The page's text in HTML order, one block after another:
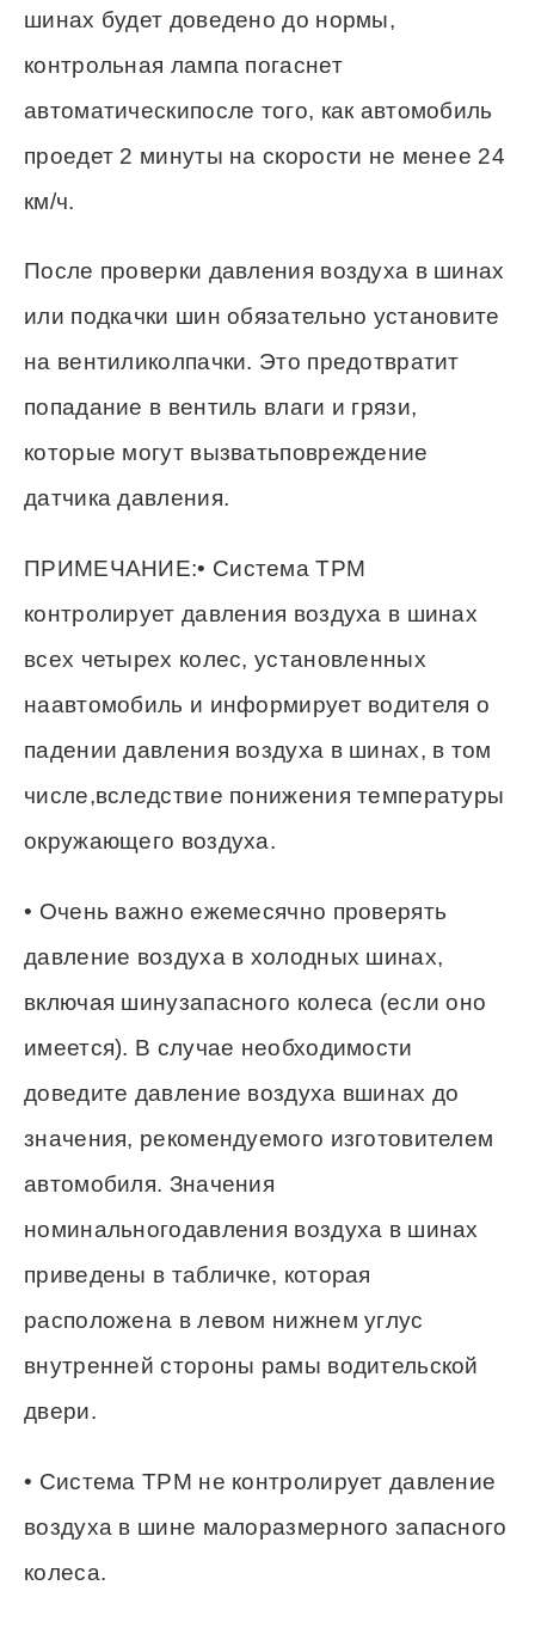
шинах будет доведено до нормы,
контрольная лампа погаснет
автоматическипосле того, как автомобиль
проедет 2 минуты на скорости не менее 24
км/ч.
После проверки давления воздуха в шинах
или подкачки шин обязательно установите
на вентиликолпачки. Это предотвратит
попадание в вентиль влаги и грязи,
которые могут вызватьповреждение
датчика давления.
ПРИМЕЧАНИЕ:• Система ТРМ
контролирует давления воздуха в шинах
всех четырех колес, установленных
наавтомобиль и информирует водителя о
падении давления воздуха в шинах, в том
числе,вследствие понижения температуры
окружающего воздуха.
• Очень важно ежемесячно проверять
давление воздуха в холодных шинах,
включая шинузапасного колеса (если оно
имеется). В случае необходимости
доведите давление воздуха вшинах до
значения, рекомендуемого изготовителем
автомобиля. Значения
номинальногодавления воздуха в шинах
приведены в табличке, которая
расположена в левом нижнем углус
внутренней стороны рамы водительской
двери.
• Система ТРМ не контролирует давление
воздуха в шине малоразмерного запасного
колеса.